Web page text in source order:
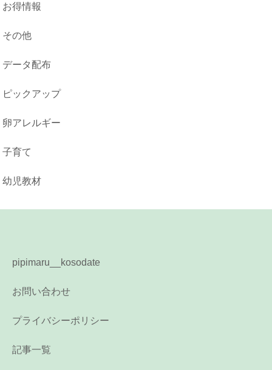
お得情報
その他
データ配布
ピックアップ
卵アレルギー
子育て
幼児教材
pipimaru__kosodate
お問い合わせ
プライバシーポリシー
記事一覧